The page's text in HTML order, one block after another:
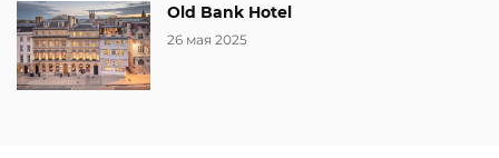
Old Bank Hotel
26 мая 2025